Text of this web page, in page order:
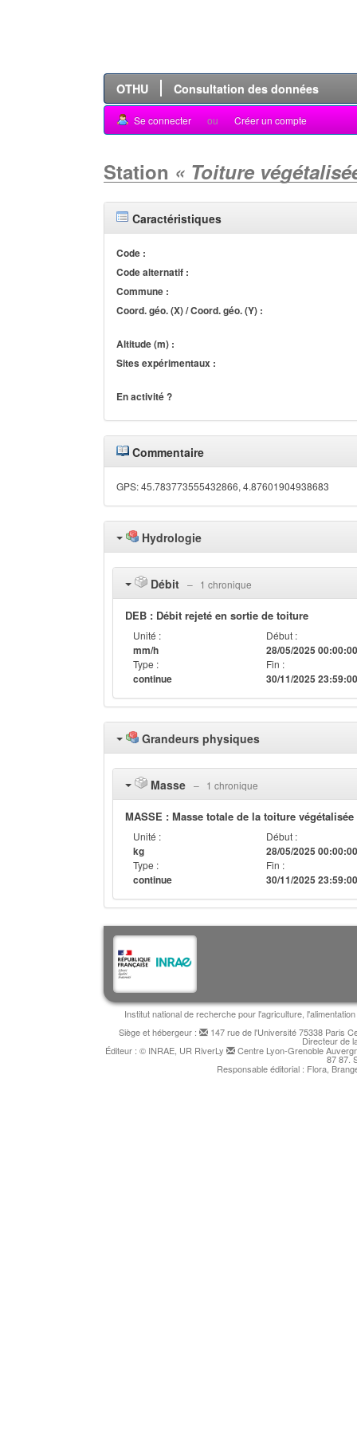
OTHU Consultation des données
Se connecter ou Créer un compte
Station « Toiture
Caractéristiques
Code :
Code alternatif :
Commune :
Coord. géo. (X) / Coord. géo. (Y) :
Altitude (m) :
Sites expérimentaux :
En activité ?
Commentaire
GPS: 45.783773555432866, 4.87601904938683
Hydrologie
Débit ‒ 1 chronique
DEB : Débit rejeté en sortie de toiture
Unité :
mm/h
Type :
continue
Début :
28/05/2025
Fin :
30/11/2025
Grandeurs physiques
Masse ‒ 1 chronique
MASSE : Masse totale de la toiture végétalisée
Unité :
kg
Type :
continue
Début :
28/05/2025
Fin :
30/11/2025
Institut national de recherche pour l'agriculture,
Siège et hébergeur :
147 rue de l'Université 75338 Paris
Directeur de
Éditeur : © INRAE, UR RiverLy Centre Lyon-Grenoble
87 87.
Responsable éditorial : Flora,